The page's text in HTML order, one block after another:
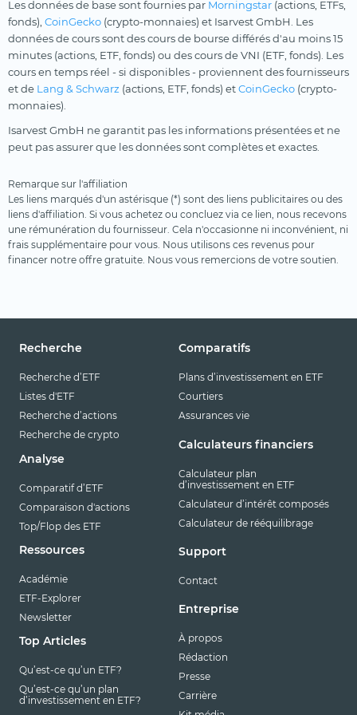
Terres rares
Uranium
Ville intelligente
Voyages et loisirs
Les données de base sont fournies par Morningstar (actions, ETFs,
fonds), CoinGecko (crypto-monnaies) et Isarvest GmbH. Les
données de cours sont des cours de bourse différés d'au moins 15
minutes (actions, ETF, fonds) ou des cours de VNI (ETF, fonds). Les
cours en temps réel - si disponibles - proviennent des fournisseurs
et de Lang & Schwarz (actions, ETF, fonds) etCoinGecko (crypto-
monnaies).
Isarvest GmbH ne garantit pas les informations présentées et ne
peut pas assurer que les données sont complètes et exactes.
Remarque sur l'affiliation
Les liens marqués d'un astérisque (*) sont des liens publicitaires ou des
liens d'affiliation. Si vous achetez ou concluez via ce lien, nous recevons
une rémunération du fournisseur. Cela n'occasionne ni inconvénient, ni
frais supplémentaire pour vous. Nous utilisons ces revenus pour
financer notre offre gratuite. Nous vous remercions de votre soutien.
Recherche
Recherche d’ETF
Listes d'ETF
Recherche d’actions
Recherche de crypto
Analyse
Comparatif d’ETF
Comparaison d'actions
Top/Flop des ETF
Ressources
Académie
ETF-Explorer
Newsletter
Top Articles
Qu’est-ce qu’un ETF?
Qu’est-ce qu’un plan
d’investissement en ETF?
Comparatifs
Plans d’investissement en ETF
Courtiers
Assurances vie
Calculateurs financiers
Calculateur plan
d’investissement en ETF
Calculateur d’intérêt composés
Calculateur de rééquilibrage
Support
Contact
Entreprise
À propos
Rédaction
Presse
Carrière